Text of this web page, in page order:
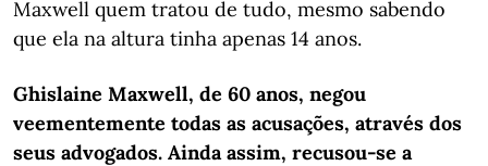
Maxwell quem tratou de tudo, mesmo sabendo
que ela na altura tinha apenas 14 anos.
Ghislaine Maxwell, de 60 anos, negou
veementemente todas as acusações, através dos
seus advogados. Ainda assim, recusou-se a